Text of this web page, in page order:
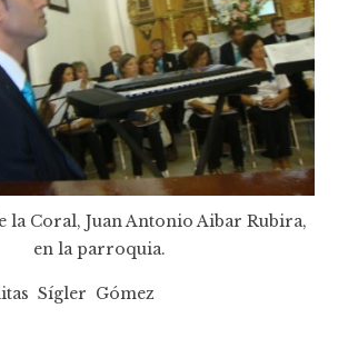
la Coral, Juan Antonio Aibar Rubira,
en la parroquia.
Sígler Gómez